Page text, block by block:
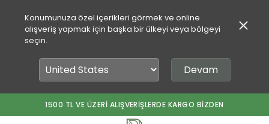
Konumunuza özel içerikleri görmek ve online
alışveriş yapmak için başka bir ülkeyi veya bölgeyi
seçin.
Devam
1500 TL VE ÜZERİ ALIŞVERİŞLERDE KARGO BİZDEN